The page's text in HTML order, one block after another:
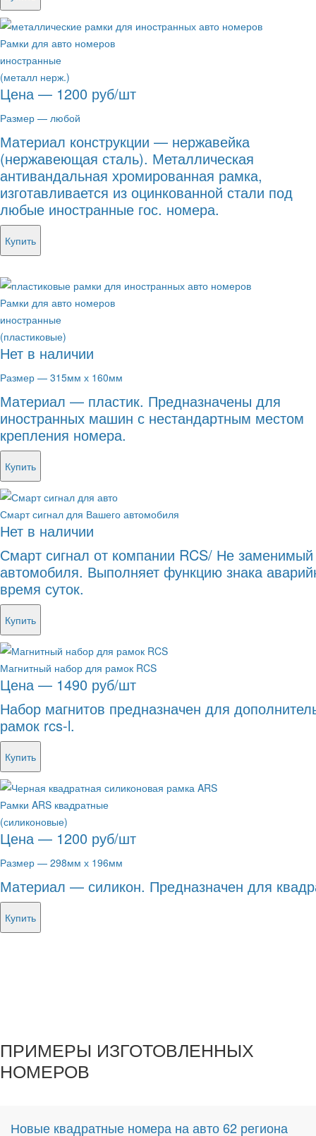
Рамки для авто номеров
иностранные
(металл нерж.)
Цена — 1200 руб/шт
Размер — любой
Материал конструкции — нержавейка
(нержавеющая сталь). Металлическая
антивандальная хромированная рамка,
изготавливается из оцинкованной стали под
любые иностранные гос. номера.
Купить
Рамки для авто номеров
иностранные
(пластиковые)
Нет в наличии
Размер — 315мм х 160мм
Материал — пластик. Предназначены для
иностранных машин с нестандартным местом
крепления номера.
Купить
Смарт сигнал для Вашего автомобиля
Нет в наличии
Смарт сигнал от компании RCS/ Не
автомобиля. Выполняет функцию знака
время суток.
Купить
Магнитный набор для рамок RCS
Цена — 1490 руб/шт
Набор магнитов предназначен для
рамок rcs-l.
Купить
Рамки ARS квадратные
(силиконовые)
Цена — 1200 руб/шт
Размер — 298мм х 196мм
Материал — силикон. Предназначен для
Купить
ПРИМЕРЫ ИЗГОТОВЛЕННЫХ
НОМЕРОВ
Новые квадратные номера на авто 62 региона